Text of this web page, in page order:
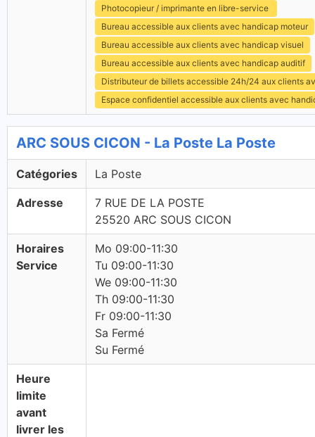
Photocopieur / imprimante en libre-service
Bureau accessible aux clients avec handicap moteur
Bureau accessible aux clients avec handicap visuel
Bureau accessible aux clients avec handicap auditif
Distributeur de billets accessible 24h/24 aux clients
Espace confidentiel accessible aux clients avec
ARC SOUS CICON - La Poste La Poste
Catégories La Poste
Adresse
7 RUE DE LA POSTE
25520 ARC SOUS CICON
Horaires
Service
Mo 09:00-11:30
Tu 09:00-11:30
We 09:00-11:30
Th 09:00-11:30
Fr 09:00-11:30
Sa Fermé
Su Fermé
Heure
limite
avant
livrer les